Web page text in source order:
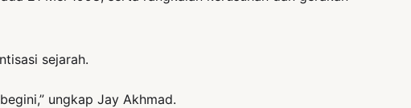
sejarah.
ungkap Jay Akhmad.